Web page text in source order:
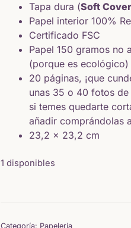
Tapa dura (Soft Cover
Papel interior 100%
Certificado FSC
Papel 150 gramos no
(porque es ecológico)
20 páginas, ¡que
unas 35 o 40 fotos
si temes quedarte
añadir comprándolas
23,2 x 23,2 cm
1 disponibles
Categoría: Papelería